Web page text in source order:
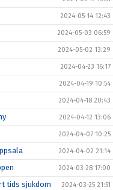
2024-05-14 12:43
2024-05-03 06:59
2024-05-02 13:29
2024-04-23 16:17
2024-04-19 10:54
2024-04-18 20:43
2024-04-12 13:06
2024-04-07 10:25
2024-04-02 21:14
2024-03-28 17:00
tids sjukdom 2024-03-25 21:51